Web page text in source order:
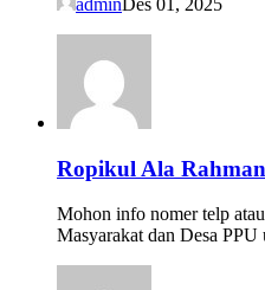
Ropikul Ala Rahman
Mohon info nomer telp
Masyarakat dan Desa PPU